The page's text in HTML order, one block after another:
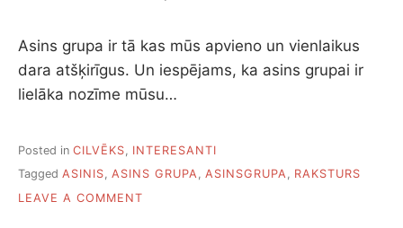
Asins grupa ir tā kas mūs apvieno un vienlaikus
dara atšķirīgus. Un iespējams, ka asins grupai ir
lielāka nozīme mūsu…
Posted in CILVĒKS
INTERESANTI
Tagged ASINIS, ASINS GRUPA, ASINSGRUPA, RAKSTURS
LEAVE A COMMENT